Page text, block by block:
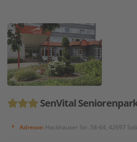
SenVital
Adresse: Hackhauser Str. 58-64, 42697